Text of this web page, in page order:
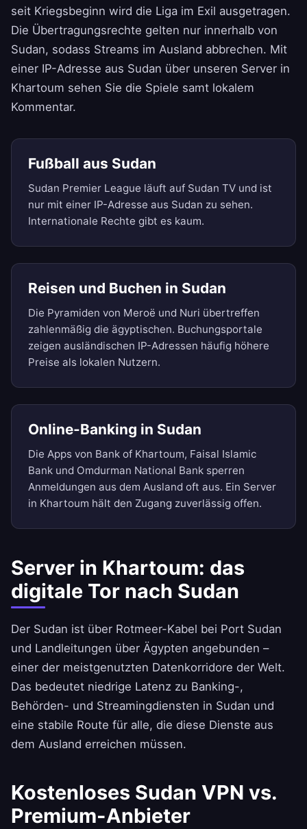
seit Kriegsbeginn wird die Liga im Exil ausgetragen.
Die Übertragungsrechte gelten nur innerhalb von
Sudan, sodass Streams im Ausland abbrechen. Mit
einer IP-Adresse aus Sudan über unseren Server in
Khartoum sehen Sie die Spiele samt lokalem
Kommentar.
Fußball aus Sudan
Sudan Premier League läuft auf Sudan TV und ist
nur mit einer IP-Adresse aus Sudan zu sehen.
Internationale Rechte gibt es kaum.
Reisen und Buchen in Sudan
Die Pyramiden von Meroë und Nuri übertreffen
zahlenmäßig die ägyptischen. Buchungsportale
zeigen ausländischen IP-Adressen häufig höhere
Preise als lokalen Nutzern.
Online-Banking in Sudan
Die Apps von Bank of Khartoum, Faisal Islamic
Bank und Omdurman National Bank sperren
Anmeldungen aus dem Ausland oft aus. Ein Server
in Khartoum hält den Zugang zuverlässig offen.
Server in Khartoum: das
digitale Tor nach Sudan
Der Sudan ist über Rotmeer-Kabel bei Port Sudan
und Landleitungen über Ägypten angebunden –
einer der meistgenutzten Datenkorridore der Welt.
Das bedeutet niedrige Latenz zu Banking-,
Behörden- und Streamingdiensten in Sudan und
eine stabile Route für alle, die diese Dienste aus
dem Ausland erreichen müssen.
Kostenloses Sudan VPN vs.
Premium-Anbieter